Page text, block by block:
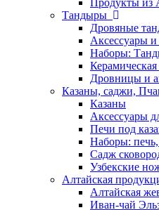
Продукты из
Тандыры
Дровяные
Аксессуары
Наборы:
Дровницы и
Казаны, саджи,
Казаны
Аксессуары
Печи под
Наборы:
Садж
Узбекские
Алтайская
Алтайская
Иван-чай